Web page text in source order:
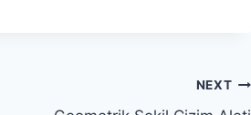
NEXT